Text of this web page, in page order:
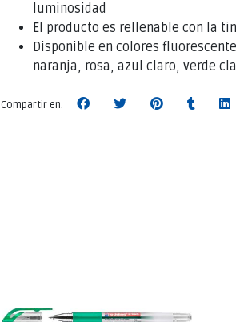
luminosidad
El producto es rellenable con la
Disponible en colores
naranja, rosa, azul claro, verde
Compartir en: